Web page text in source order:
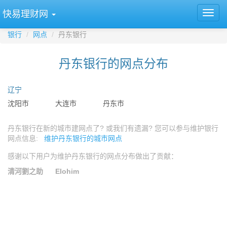
快易理财网
银行 网点 丹东银行
丹东银行的网点分布
辽宁
沈阳市 大连市 丹东市
丹东银行在新的城市建网点了? 或我们有遗漏? 您可以参与维护银行
网点信息: 维护丹东银行的城市网点
感谢以下用户为维护丹东银行的网点分布做出了贡献：
清河劉之助
Elohim